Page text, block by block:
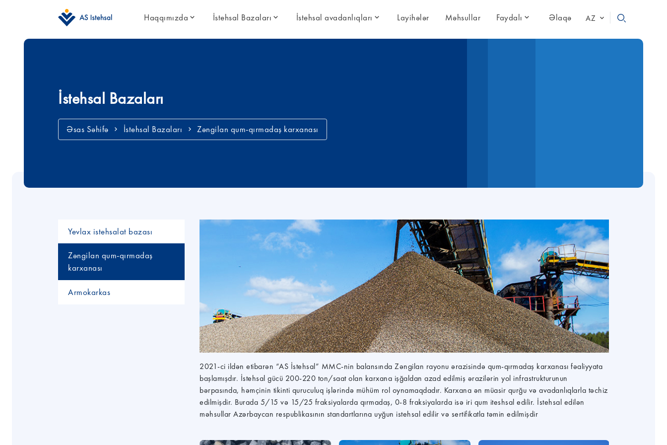
Haqqımızda İstehsal Bazaları İstehsal avadanlıqları Layihələr Məhsullar Faydalı Əlaqə AZ
İstehsal Bazaları
Əsas Səhifə İstehsal Bazaları Zəngilan qum-qırmadaş karxanası
Yevlax istehsalat bazası
Zəngilan qum-qırmadaş
karxanası
Armokarkas
2021-ci ildən etibarən “AS İstehsal” MMC-nin balansında Zəngilan rayonu ərazisində qum-qırmadaş karxanası fəaliyyata
başlamışdır. İstehsal gücü 200-220 ton/saat olan karxana işğaldan azad edilmiş ərazilərin yol infrastrukturunun
bərpasında, həmçinin tikinti quruculuq işlərində mühüm rol oynamaqdadır. Karxana ən müasir qurğu və avadanlıqlarla təchiz
edilmişdir. Burada 5/15 və 15/25 fraksiyalarda qırmadaş, 0-8 fraksiyalarda isə iri qum iteshsal edilir. İstehsal edilən
məhsullar Azərbaycan respublikasının standartlarına uyğun istehsal edilir və sertifikatla təmin edilmişdir